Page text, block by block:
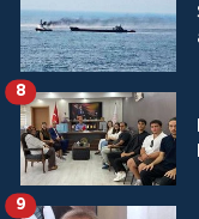
8
9